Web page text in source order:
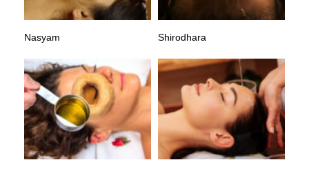
Nasyam Shirodhara